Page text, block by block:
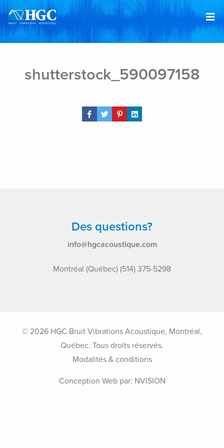
Skip to content
shutterstock_590097158
Share Post
Des questions?
info@hgcacoustique.com
Montréal (Québec) (514) 375-5298
© 2026 HGC Bruit Vibrations Acoustique, Montréal,
Québec. Tous droits réservés.
Modalités & conditions
Conception Web par: NVISION